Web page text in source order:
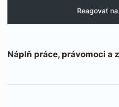
Reagovať
Náplň práce, právomoci a